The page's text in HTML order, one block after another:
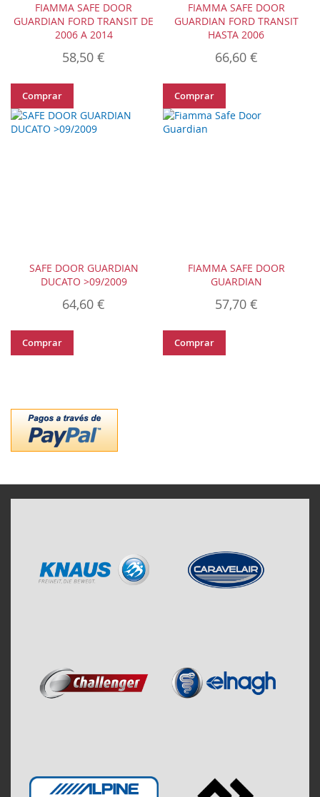
FIAMMA SAFE DOOR
GUARDIAN FORD TRANSIT DE
2006 A 2014
58,50 €
Comprar
FIAMMA SAFE DOOR
GUARDIAN FORD TRANSIT
HASTA 2006
66,60 €
Comprar
SAFE DOOR GUARDIAN
DUCATO >09/2009
64,60 €
Comprar
FIAMMA SAFE DOOR
GUARDIAN
57,70 €
Comprar